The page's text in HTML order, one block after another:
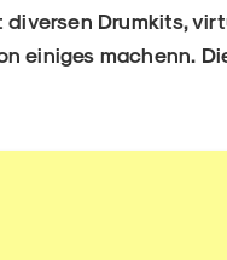
Drumkits,
einiges machenn.